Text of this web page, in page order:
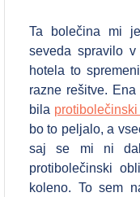
Ta bolečina mi
seveda spravilo
hotela to
razne rešitve.
bila
bo to peljalo, a
saj se mi ni
protibolečinski
koleno. To sem